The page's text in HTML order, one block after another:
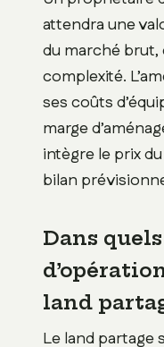
attendra une
du marché brut,
complexité.
ses coûts
marge
intègre le prix
bilan
Dans
land
Le land partage